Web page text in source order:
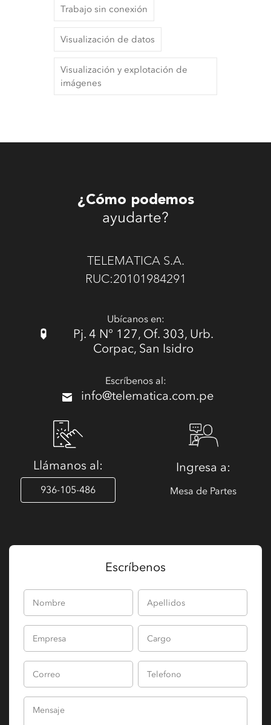
Trabajo sin conexión
Visualización de datos
Visualización y explotación de
imágenes
¿Cómo podemos
ayudarte?
TELEMATICA S.A.
RUC:20101984291
Ubícanos en:
Pj. 4 N° 127, Of. 303, Urb.
Corpac, San Isidro
Escríbenos al:
info@telematica.com.pe
Llámanos al:
936-105-486
Ingresa a:
Mesa de Partes
Escríbenos